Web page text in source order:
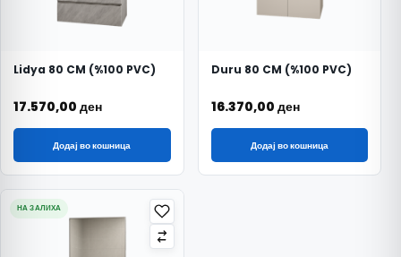
Lidya 80 CM (%100 PVC)
17.570,00 ден
Додај во кошница
Duru 80 CM (%100 PVC)
16.370,00 ден
Додај во кошница
НА ЗАЛИХА